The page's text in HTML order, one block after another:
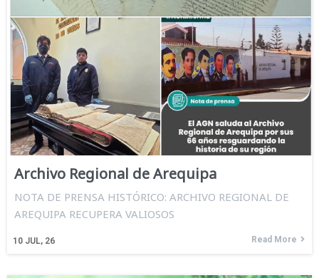
Archivo Regional de Arequipa
10 JUL, 26
NOTA DE PRENSA HISTÓRICO: ARCHIVO REGIONAL DE
AREQUIPA RECUPERA VALIOSOS
Read More